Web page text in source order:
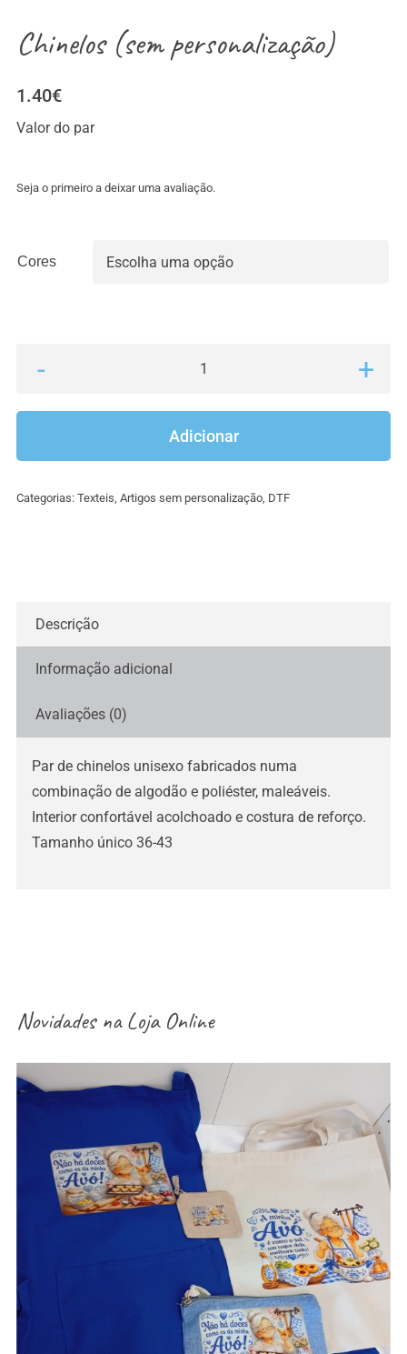
Chinelos (sem personalização)
1.40€
Valor do par
Seja o primeiro a deixar uma avaliação.
Cores
Chinelos
Adicionar
Categorias: Texteis Artigos sem personalização, DTF
Descrição
Informação adicional
Avaliações (0)
Par de chinelos unisexo fabricados numa
combinação de algodão e poliéster, maleáveis.
Interior confortável acolchoado e costura de reforço.
Tamanho único 36-43
Novidades naLoja Online
aventais / Sacos / necessaires / estojos /
porta-moedas dia dos avós – vários modelos